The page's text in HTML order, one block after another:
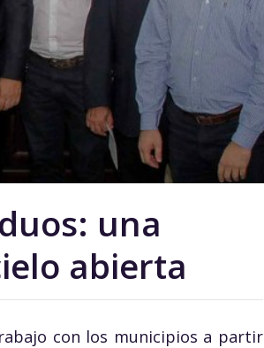
una
abierta
con los municipios a partir